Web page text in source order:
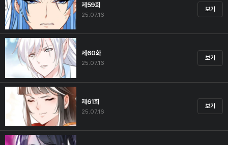
제59화
25.07.16
보기
제60화
25.07.16
보기
제61화
25.07.16
보기